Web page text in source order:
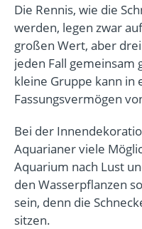
Die Rennis, wie die
werden, legen zwar
großen Wert, aber
jeden Fall gemeinsam
kleine Gruppe kann
Fassungsvermögen
Bei der
Aquarianer viele
Aquarium nach Lust
den Wasserpflanzen
sein, denn die
sitzen.